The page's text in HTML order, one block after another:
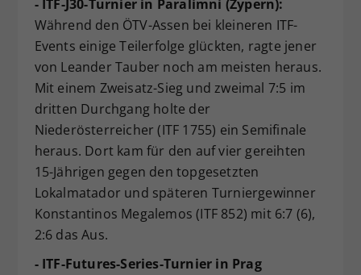
- ITF-J30-Turnier in Paralimni (Zypern):
Während den ÖTV-Assen bei kleineren ITF-
Events einige Teilerfolge glückten, ragte jener
von Leander Tauber noch am meisten heraus.
Mit einem Zweisatz-Sieg und zweimal 7:5 im
dritten Durchgang holte der
Niederösterreicher (ITF 1755) ein Semifinale
heraus. Dort kam für den auf vier gereihten
15-Jährigen gegen den topgesetzten
Lokalmatador und späteren Turniergewinner
Konstantinos Megalemos (ITF 852) mit 6:7 (6),
2:6 das Aus.
- ITF-Futures-Series-Turnier in Prag